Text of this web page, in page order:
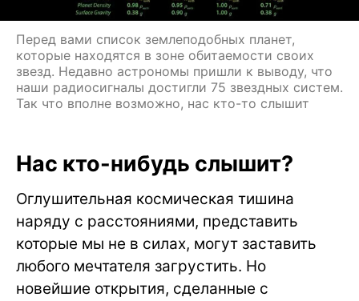
Перед вами список землеподобных планет,
которые находятся в зоне обитаемости своих
звезд. Недавно астрономы пришли к выводу, что
наши радиосигналы достигли 75 звездных систем.
Так что вполне возможно, нас кто-то слышит
Нас кто-нибудь слышит?
Оглушительная космическая тишина
наряду с расстояниями, представить
которые мы не в силах, могут заставить
любого мечтателя загрустить. Но
новейшие открытия, сделанные с